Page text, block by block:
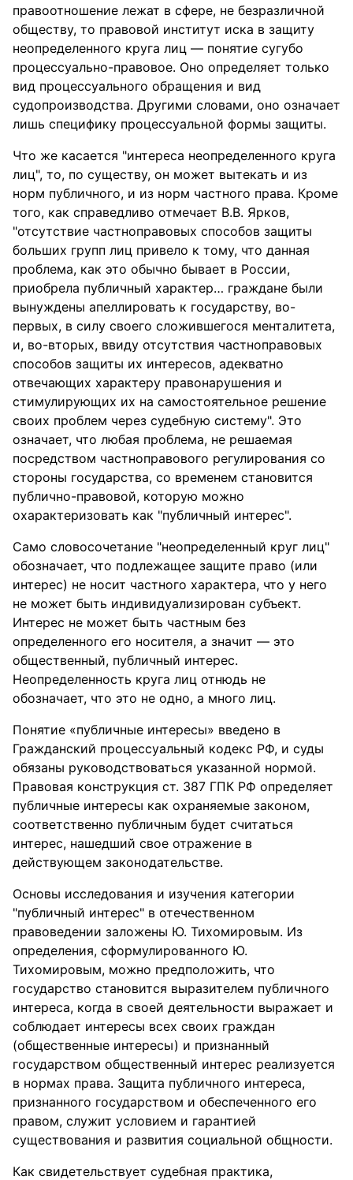
правоотношение лежат в сфере, не безразличной
обществу, то правовой институт иска в защиту
неопределенного круга лиц — понятие сугубо
процессуально-правовое. Оно определяет только
вид процессуального обращения и вид
судопроизводства. Другими словами, оно означает
лишь специфику процессуальной формы защиты.
Что же касается "интереса неопределенного круга
лиц", то, по существу, он может вытекать и из
норм публичного, и из норм частного права. Кроме
того, как справедливо отмечает В.В. Ярков,
"отсутствие частноправовых способов защиты
больших групп лиц привело к тому, что данная
проблема, как это обычно бывает в России,
приобрела публичный характер… граждане были
вынуждены апеллировать к государству, во-
первых, в силу своего сложившегося менталитета,
и, во-вторых, ввиду отсутствия частноправовых
способов защиты их интересов, адекватно
отвечающих характеру правонарушения и
стимулирующих их на самостоятельное решение
своих проблем через судебную систему". Это
означает, что любая проблема, не решаемая
посредством частноправового регулирования со
стороны государства, со временем становится
публично-правовой, которую можно
охарактеризовать как "публичный интерес".
Само словосочетание "неопределенный круг лиц"
обозначает, что подлежащее защите право (или
интерес) не носит частного характера, что у него
не может быть индивидуализирован субъект.
Интерес не может быть частным без
определенного его носителя, а значит — это
общественный, публичный интерес.
Неопределенность круга лиц отнюдь не
обозначает, что это не одно, а много лиц.
Понятие «публичные интересы» введено в
Гражданский процессуальный кодекс РФ, и суды
обязаны руководствоваться указанной нормой.
Правовая конструкция ст. 387 ГПК РФ определяет
публичные интересы как охраняемые законом,
соответственно публичным будет считаться
интерес, нашедший свое отражение в
действующем законодательстве.
Основы исследования и изучения категории
"публичный интерес" в отечественном
правоведении заложены Ю. Тихомировым. Из
определения, сформулированного Ю.
Тихомировым, можно предположить, что
государство становится выразителем публичного
интереса, когда в своей деятельности выражает и
соблюдает интересы всех своих граждан
(общественные интересы) и признанный
государством общественный интерес реализуется
в нормах права. Защита публичного интереса,
признанного государством и обеспеченного его
правом, служит условием и гарантией
существования и развития социальной общности.
Как свидетельствует судебная практика,